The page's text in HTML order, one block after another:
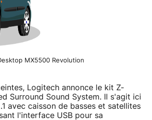
MX5500 Revolution
Logitech annonce le kit Z-
Surround Sound System. Il s'agit ici
avec caisson de basses et satellites
l'interface USB pour sa